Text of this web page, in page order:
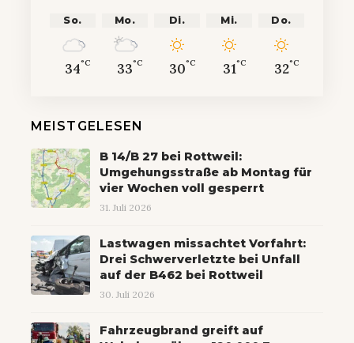
So.
34°C
Mo.
33°C
Di.
30°C
Mi.
31°C
Do.
32°C
MEISTGELESEN
B 14/B 27 bei Rottweil:
Umgehungsstraße ab Montag für
vier Wochen voll gesperrt
31. Juli 2026
Lastwagen missachtet Vorfahrt:
Drei Schwerverletzte bei Unfall
auf der B462 bei Rottweil
30. Juli 2026
Fahrzeugbrand greift auf